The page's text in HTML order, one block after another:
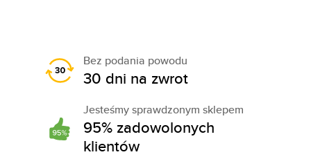
Bez podania powodu
30 dni na zwrot
Jesteśmy sprawdzonym sklepem
95% zadowolonych
klientów